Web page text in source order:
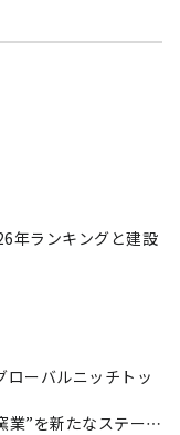
年ランキングと建設
ローバルニッチトッ
業”を新たなステージ